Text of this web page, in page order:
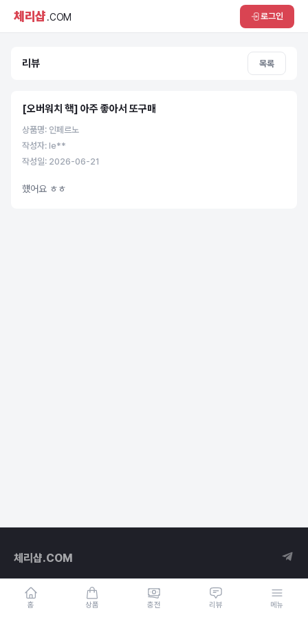
체리샵.COM 로그인
리뷰 목록
[오버워치 핵] 아주 좋아서 또구매
상품명: 인페르노
작성자: le**
작성일: 2026-06-21
헀어요 ㅎㅎ
홈 상품 충전 리뷰 메뉴
체리샵.COM